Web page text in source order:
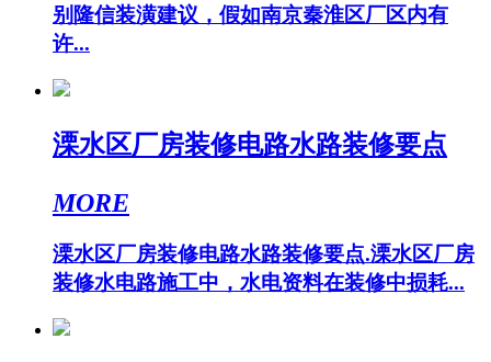
别隆信装潢建议，假如南京秦淮区厂区内有
许...
溧水区厂房装修电路水路装修要点
MORE
溧水区厂房装修电路水路装修要点.溧水区厂房
装修水电路施工中，水电资料在装修中损耗...